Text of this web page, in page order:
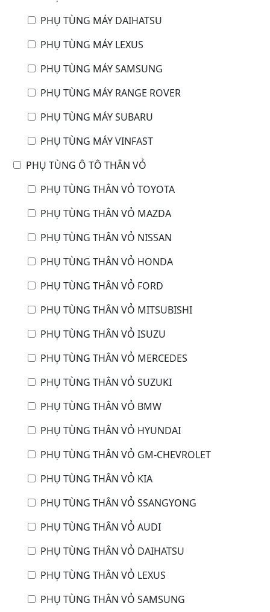
PHỤ TÙNG MÁY DAIHATSU
PHỤ TÙNG MÁY LEXUS
PHỤ TÙNG MÁY SAMSUNG
PHỤ TÙNG MÁY RANGE ROVER
PHỤ TÙNG MÁY SUBARU
PHỤ TÙNG MÁY VINFAST
PHỤ TÙNG Ô TÔ THÂN VỎ
PHỤ TÙNG THÂN VỎ TOYOTA
PHỤ TÙNG THÂN VỎ MAZDA
PHỤ TÙNG THÂN VỎ NISSAN
PHỤ TÙNG THÂN VỎ HONDA
PHỤ TÙNG THÂN VỎ FORD
PHỤ TÙNG THÂN VỎ MITSUBISHI
PHỤ TÙNG THÂN VỎ ISUZU
PHỤ TÙNG THÂN VỎ MERCEDES
PHỤ TÙNG THÂN VỎ SUZUKI
PHỤ TÙNG THÂN VỎ BMW
PHỤ TÙNG THÂN VỎ HYUNDAI
PHỤ TÙNG THÂN VỎ GM-CHEVROLET
PHỤ TÙNG THÂN VỎ KIA
PHỤ TÙNG THÂN VỎ SSANGYONG
PHỤ TÙNG THÂN VỎ AUDI
PHỤ TÙNG THÂN VỎ DAIHATSU
PHỤ TÙNG THÂN VỎ LEXUS
PHỤ TÙNG THÂN VỎ SAMSUNG